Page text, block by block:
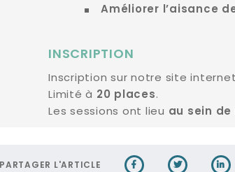
Améliorer l’aisance
INSCRIPTION
Inscription sur notre site internet
Limité à 20 places .
Les sessions ont lieu au sein de
PARTAGER L'ARTICLE